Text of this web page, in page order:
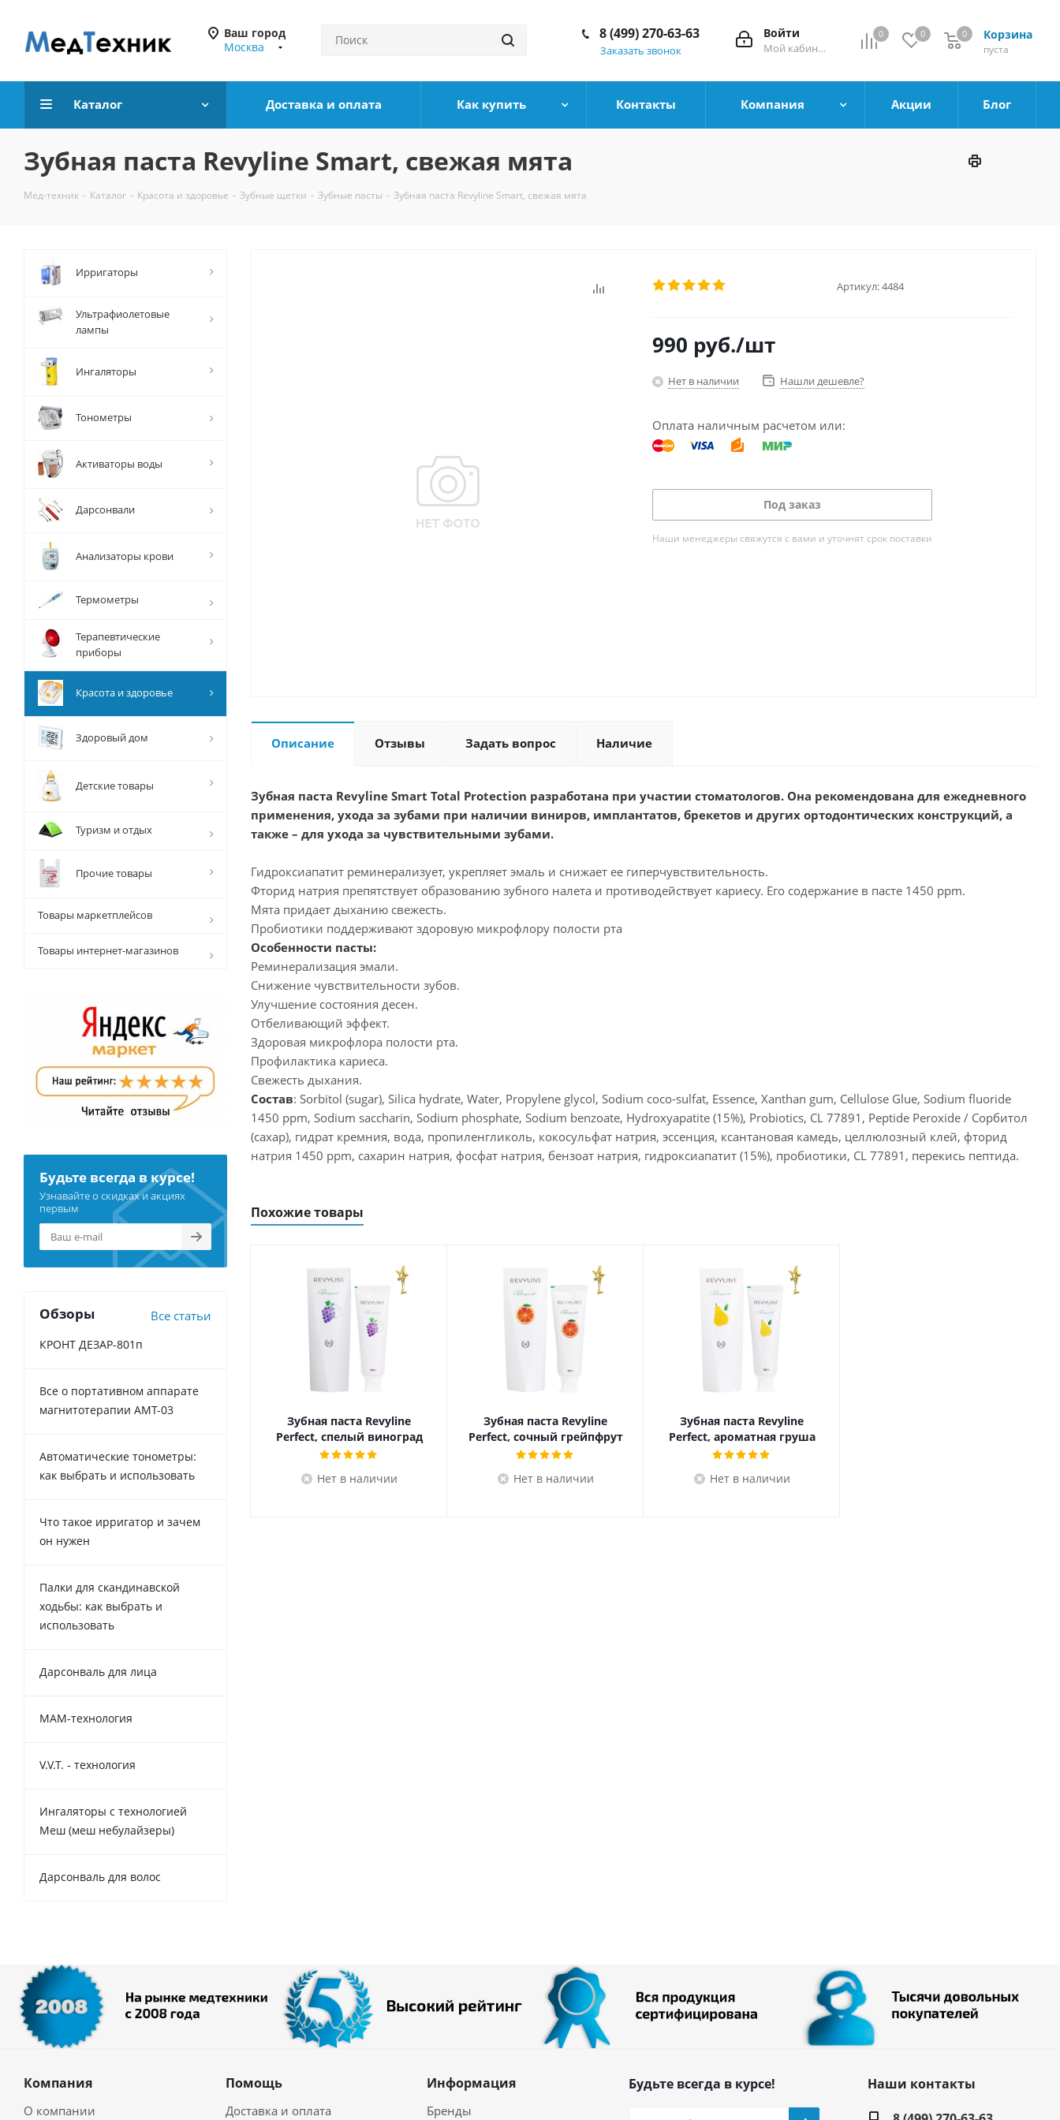
Ваш город
Москва
0 0 Корзина
0
пуста
0
Войти
Мой кабинет
8 (499) 270-63-63
Заказать звонок
Каталог Доставка и оплата Как купить Контакты Компания Акции Блог
Зубная паста Revyline Smart, свежая мята
Мед-техник - Каталог - Красота и здоровье - Зубные щетки - Зубные пасты - Зубная паста Revyline Smart, свежая мята
Артикул:4484
990 руб./шт
Нет в наличии Нашли дешевле?
Оплата наличным расчетом или:
Под заказ
Наши менеджеры свяжутся с вами и уточнят срок поставки
Описание Отзывы Задать вопрос Наличие
Зубная паста Revyline Smart Total Protection разработана при участии стоматологов. Она рекомендована для ежедневного
применения, ухода за зубами при наличии виниров, имплантатов, брекетов и других ортодонтических конструкций, а
также – для ухода за чувствительными зубами.
Гидроксиапатит реминерализует, укрепляет эмаль и снижает ее гиперчувствительность.
Фторид натрия препятствует образованию зубного налета и противодействует кариесу. Его содержание в пасте 1450 ppm.
Мята придает дыханию свежесть.
Пробиотики поддерживают здоровую микрофлору полости рта
Особенности пасты:
Реминерализация эмали.
Снижение чувствительности зубов.
Улучшение состояния десен.
Отбеливающий эффект.
Здоровая микрофлора полости рта.
Профилактика кариеса.
Свежесть дыхания.
Состав: Sorbitol (sugar), Silica hydrate, Water, Propylene glycol, Sodium coco-sulfat, Essence, Xanthan gum, Cellulose Glue, Sodium fluoride
1450 ppm, Sodium saccharin, Sodium phosphate, Sodium benzoate, Hydroxyapatite (15%), Probiotics, CL 77891, Peptide Peroxide / Сорбитол
(сахар), гидрат кремния, вода, пропиленгликоль, кокосульфат натрия, эссенция, ксантановая камедь, целлюлозный клей, фторид
натрия 1450 ppm, сахарин натрия, фосфат натрия, бензоат натрия, гидроксиапатит (15%), пробиотики, CL 77891, перекись пептида.
Похожие товары
Зубная паста Revyline
Perfect, спелый виноград
Нет в наличии
Зубная паста Revyline
Perfect, сочный грейпфрут
Нет в наличии
Зубная паста Revyline
Perfect, ароматная груша
Нет в наличии
Ирригаторы
Ультрафиолетовые
лампы
Ингаляторы
Тонометры
Активаторы воды
Дарсонвали
Анализаторы крови
Термометры
Терапевтические
приборы
Красота и здоровье
Здоровый дом
Детские товары
Туризм и отдых
Прочие товары
Товары маркетплейсов
Товары интернет-магазинов
Будьте всегда в курсе!
Узнавайте о скидках и акциях
первым
Обзоры Все статьи
КРОНТ ДЕЗАР-801п
Все о портативном аппарате
магнитотерапии АМТ-03
Автоматические тонометры:
как выбрать и использовать
Что такое ирригатор и зачем
он нужен
Палки для скандинавской
ходьбы: как выбрать и
использовать
Дарсонваль для лица
MAM-технология
V.V.T. - технология
Ингаляторы с технологией
Меш (меш небулайзеры)
Дарсонваль для волос
Компания
О компании
Помощь
Доставка и оплата
Информация
Бренды
Будьте всегда в курсе!
Наши контакты